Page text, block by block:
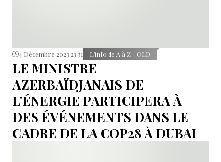
4 Décembre 2023 23:31 L’info de A à Z - OLD
LE MINISTRE
AZERBAÏDJANAIS DE
L'ÉNERGIE PARTICIPERA À
DES ÉVÉNEMENTS DANS LE
CADRE DE LA COP28 À DUBAI